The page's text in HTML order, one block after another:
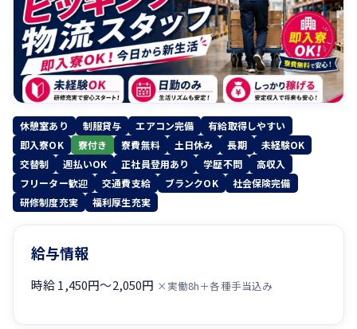
休憩室あり 制服貸与 エアコン完備
有給取得しやすい
即入寮OK
寮付き 寮費無料 土日休み 長期
未経験OK
交替制
週払いOK 正社員登用あり 学歴不問
高収入
フリーター歓迎
交通費支給 ブランクOK
社会保険完備
研修制度充実
福利厚生充実
給与情報
時給 1,450円〜2,050円 ×実働8h＋各種手当込み